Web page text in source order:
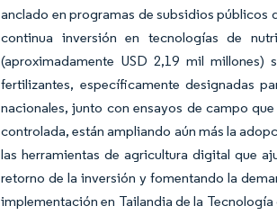
anclado en programas de subsidios públicos
continua inversión en tecnologías de
(aproximadamente USD 2,19 mil
fertilizantes, específicamente designadas
nacionales, junto con ensayos de campo
controlada, están ampliando aún más la
las herramientas de agricultura digital que
retorno de la inversión y fomentando la
implementación en Tailandia de la